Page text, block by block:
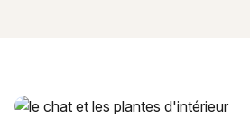
Chats et plantes : lesquelles sont